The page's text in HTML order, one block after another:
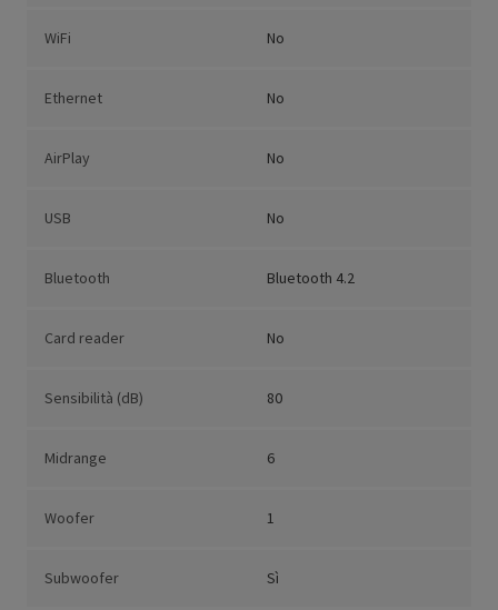
WiFi No
Ethernet No
AirPlay No
USB No
Bluetooth Bluetooth 4.2
Card reader No
Sensibilità (dB) 80
Midrange 6
Woofer 1
Subwoofer Sì